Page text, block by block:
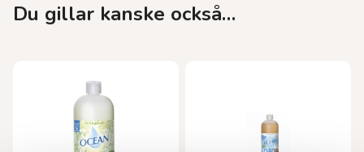
Du gillar kanske också…